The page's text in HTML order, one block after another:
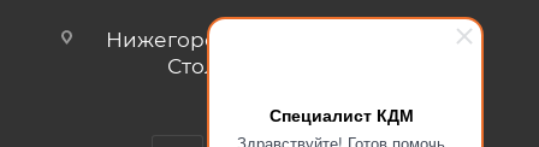
Специалист КДМ
Нижегородская обл., г. Кстово, ул.
Столбищенская, стр.3.